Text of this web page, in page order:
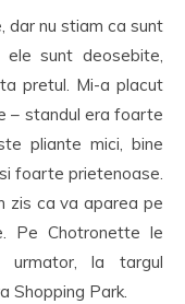
dar nu stiam ca sunt
sunt deosebite,
pretul. Mi-a placut
– standul era foarte
pliante mici, bine
foarte prietenoase.
zis ca va aparea pe
Pe Chotronette le
urmator, la targul
Shopping Park.